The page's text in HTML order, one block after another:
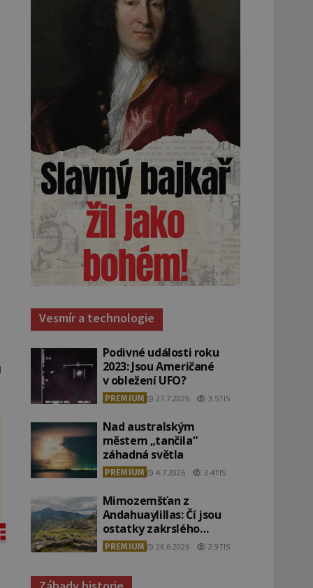
Vesmír a technologie
Podivné události roku
2023: Jsou Američané
v obležení UFO?
PREMIUM 27.7.2026 3.5TIS
Nad australským
městem „tančila“
záhadná světla
PREMIUM 4.7.2026 3.4TIS
Mimozemšťan z
Andahuaylillas: Čí jsou
ostatky zakrslého
stvoření s ohromnou
lebkou?
PREMIUM 26.6.2026 2.9TIS